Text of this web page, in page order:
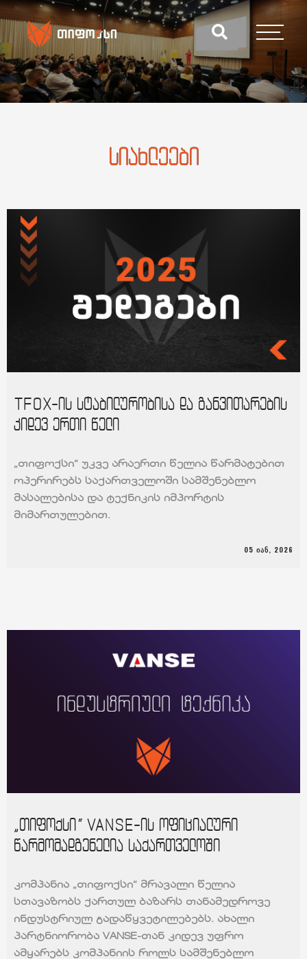
სიახლეები
TFOX-ის სტაბილურობისა და განვითარების
კიდევ ერთი წელი
„თიფოქსი“ უკვე არაერთი წელია წარმატებით
ოპერირებს საქართველოში სამშენებლო
მასალებისა და ტექნიკის იმპორტის
მიმართულებით.
05 ᲘᲐᲜ, 2026
„თიფოქსი“ VANSE-ის ოფიციალური
წარმომადგენელია საქართველოში
კომპანია „თიფოქსი“ მრავალი წელია
სთავაზობს ქართულ ბაზარს თანამედროვე
ინდუსტრიულ გადაწყვეტილებებს. ახალი
პარტნიორობა VANSE-თან კიდევ უფრო
ამყარებს კომპანიის როლს სამშენებლო